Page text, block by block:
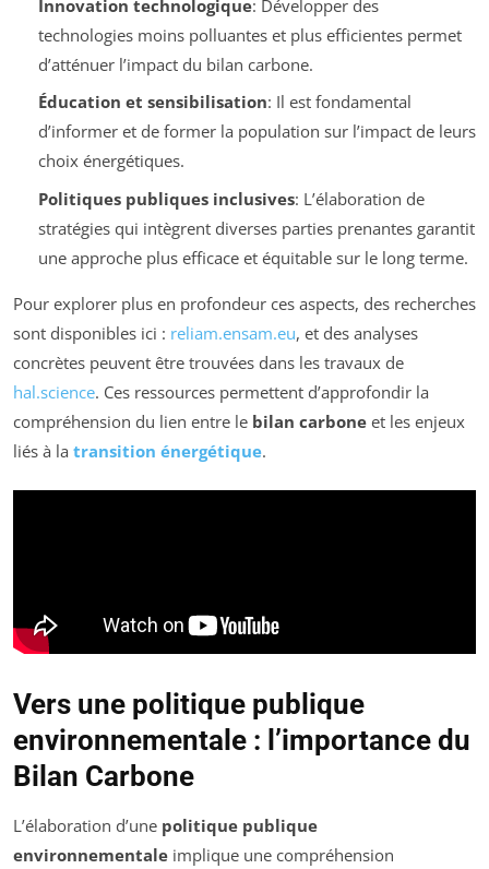
Innovation technologique: Développer des
technologies moins polluantes et plus efficientes permet
d’atténuer l’impact du bilan carbone.
Éducation et sensibilisation: Il est fondamental
d’informer et de former la population sur l’impact de leurs
choix énergétiques.
Politiques publiques inclusives: L’élaboration de
stratégies qui intègrent diverses parties prenantes garantit
une approche plus efficace et équitable sur le long terme.
Pour explorer plus en profondeur ces aspects, des recherches
sont disponibles ici : reliam.ensam.eu, et des analyses
concrètes peuvent être trouvées dans les travaux de
hal.science. Ces ressources permettent d’approfondir la
compréhension du lien entre le bilan carbone et les enjeux
liés à la transition énergétique.
Vers une politique publique
environnementale : l’importance du
Bilan Carbone
L’élaboration d’une politique publique
environnementale implique une compréhension